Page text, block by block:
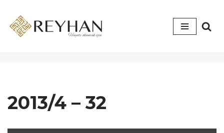
İçeriğe
2013/4 – 32